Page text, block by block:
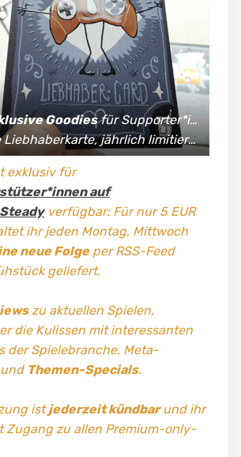
Goodiesfür Supporter*innen:
jährlich limitierte Fan-Shirts und vieles mehr!
exklusiv für
auf
Steadyverfügbar: Für nur 5 EUR
ihr jeden Montag, Mittwoch
neue Folgeper RSS-Feed
geliefert.
zu aktuellen Spielen,
die Kulissen mit interessanten
der Spielebranche, Meta-
Themen-Specials.
istjederzeit kündbarund ihr
Zugang zu allen Premium-only-